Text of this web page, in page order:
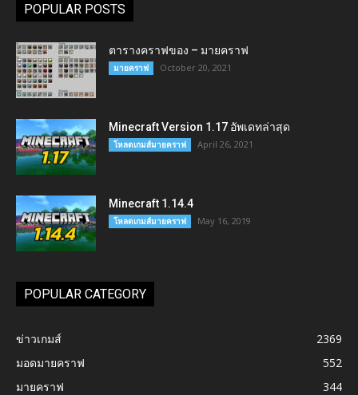
POPULAR POSTS
ตารางคราฟของ – มายคราฟ
มายคราฟ October 20, 2021
Minecraft Version 1.17 อัพเดทล่าสุด
โหลดเกมส์มายคราฟ April 26, 2021
Minecraft 1.14.4
โหลดเกมส์มายคราฟ May 16, 2019
POPULAR CATEGORY
ข่าวเกมส์
2369
มอดมายคราฟ
552
มายคราฟ
344